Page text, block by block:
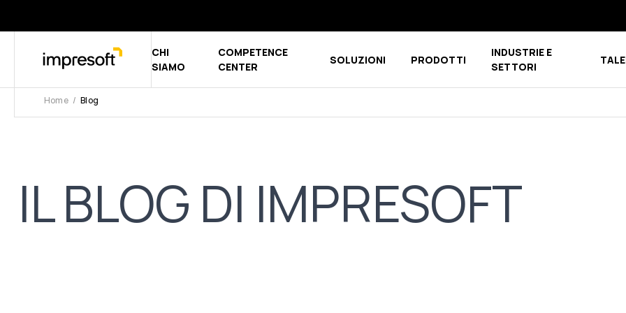
CHI
SIAMO
Show submenu for CHI SIAMO
COMPETENCE
CENTER
Show submenu for COMPETENCE CENTER
SOLUZIONI PRODOTTI Show submenu for PRODOTTI
INDUSTRIE E
SETTORI
Home Blog
IL BLOG DI IMPRESOFT